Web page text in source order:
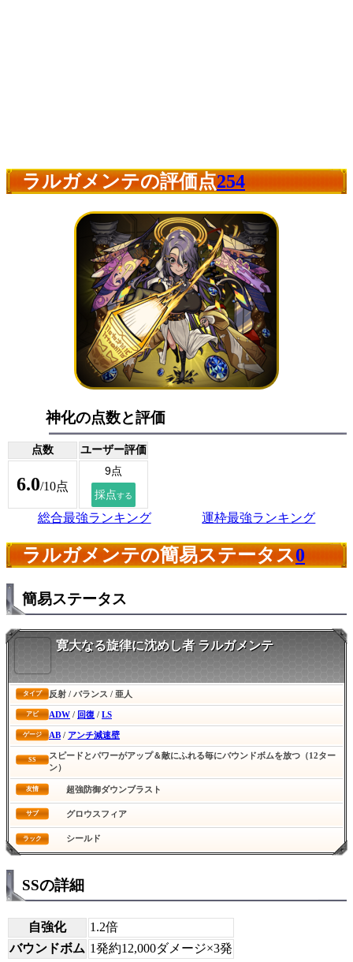
ラルガメンテの評価点254
神化の点数と評価
点数 ユーザー評価
6.0/10点
総合最強ランキング 運枠最強ランキング
ラルガメンテの簡易ステータス0
簡易ステータス
寛大なる旋律に沈めし者 ラルガメンテ
タイプ 反射 / バランス / 亜人
アビ ADW / 回復 / LS
ゲージ AB / アンチ減速壁
SS
スピードとパワーがアップ＆敵にふれる毎にバウンドボムを放つ（12ター
ン）
友情 超強防御ダウンブラスト
サブ グロウスフィア
ラック シールド
SSの詳細
自強化
1.2倍
バウンドボム 1発約12,000ダメージ×3発